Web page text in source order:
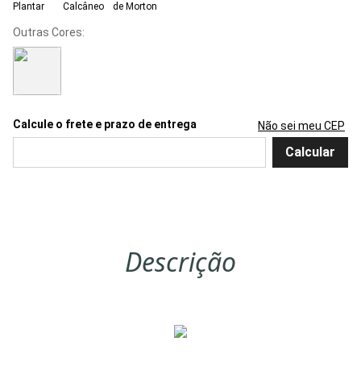
Plantar
Calcâneo
de Morton
Não sei meu CEP
Descrição